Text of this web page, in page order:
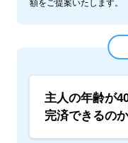
額をご提案いたします。
主人の年齢が
完済できるの